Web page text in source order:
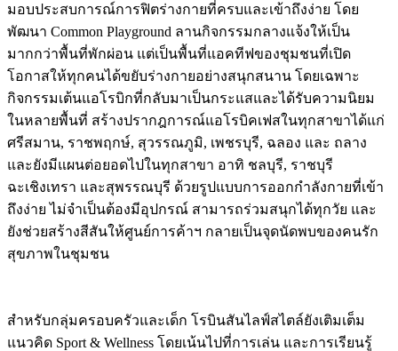
มอบประสบการณ์การฟิตร่างกายที่ครบและเข้าถึงง่าย โดย
พัฒนา Common Playground ลานกิจกรรมกลางแจ้งให้เป็น
มากกว่าพื้นที่พักผ่อน แต่เป็นพื้นที่แอคทีฟของชุมชนที่เปิด
โอกาสให้ทุกคนได้ขยับร่างกายอย่างสนุกสนาน โดยเฉพาะ
กิจกรรมเต้นแอโรบิกที่กลับมาเป็นกระแสและได้รับความนิยม
ในหลายพื้นที่ สร้างปรากฎการณ์แอโรบิคเฟสในทุกสาขาได้แก่
ศรีสมาน, ราชพฤกษ์, สุวรรณภูมิ, เพชรบุรี, ฉลอง และ ถลาง
และยังมีแผนต่อยอดไปในทุกสาขา อาทิ ชลบุรี, ราชบุรี
ฉะเชิงเทรา และสุพรรณบุรี ด้วยรูปแบบการออกกำลังกายที่เข้า
ถึงง่าย ไม่จำเป็นต้องมีอุปกรณ์ สามารถร่วมสนุกได้ทุกวัย และ
ยังช่วยสร้างสีสันให้ศูนย์การค้าฯ กลายเป็นจุดนัดพบของคนรัก
สุขภาพในชุมชน
สำหรับกลุ่มครอบครัวและเด็ก โรบินสันไลฟ์สไตล์ยังเติมเต็ม
แนวคิด Sport & Wellness โดยเน้นไปที่การเล่น และการเรียนรู้